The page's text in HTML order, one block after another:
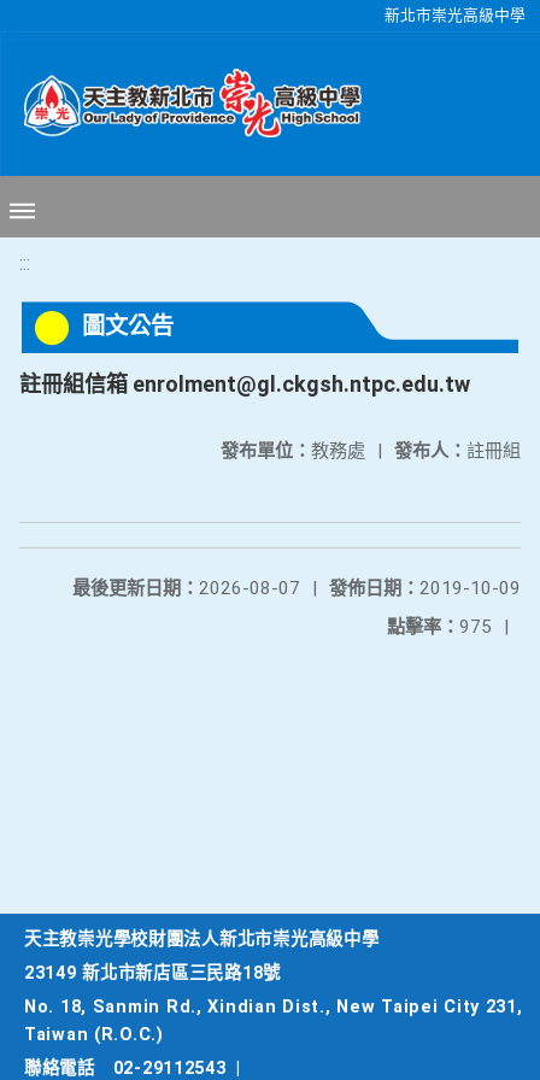
新北市崇光高級中學
:::
圖文公告
註冊組信箱 enrolment@gl.ckgsh.ntpc.edu.tw
發布人： 註冊組
發布單位： 教務處 |
發佈日期： 2019-10-09
最後更新日期： 2026-08-07
|
點擊率： 975 |
天主教崇光學校財團法人新北市崇光高級中學
23149 新北市新店區三民路18號
No. 18, Sanmin Rd., Xindian Dist., New Taipei City 231,
Taiwan (R.O.C.)
聯絡電話
02-29112543